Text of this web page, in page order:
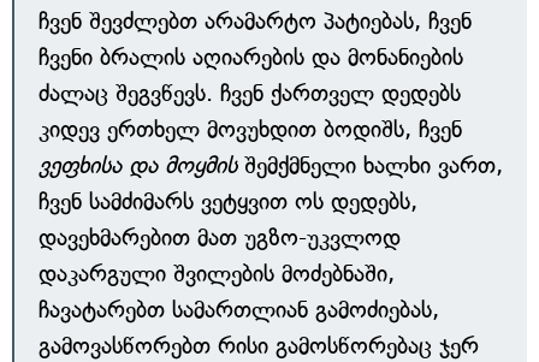
ჩვენ შევძლებთ არამარტო პატიებას, ჩვენ
ჩვენი ბრალის აღიარების და მონანიების
ძალაც შეგვწევს. ჩვენ ქართველ დედებს
კიდევ ერთხელ მოვუხდით ბოდიშს, ჩვენ
ვეფხისა და მოყმისშემქმნელი ხალხი ვართ,
ჩვენ სამძიმარს ვეტყვით ოს დედებს,
დავეხმარებით მათ უგზო-უკვლოდ
დაკარგული შვილების მოძებნაში,
ჩავატარებთ სამართლიან გამოძიებას,
გამოვასწორებთ რისი გამოსწორებაც ჯერ